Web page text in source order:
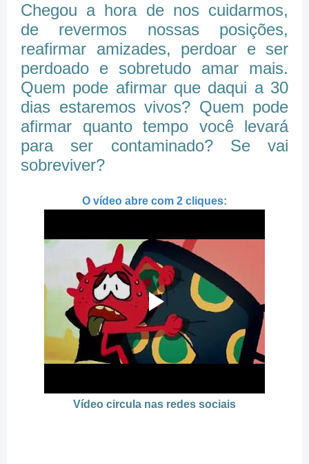
Chegou a hora de nos cuidarmos,
de revermos nossas posições,
reafirmar amizades, perdoar e ser
perdoado e sobretudo amar mais.
Quem pode afirmar que daqui a 30
dias estaremos vivos? Quem pode
afirmar quanto tempo você levará
para ser contaminado? Se vai
sobreviver?
O vídeo abre com 2 cliques:
Vídeo circula nas redes sociais